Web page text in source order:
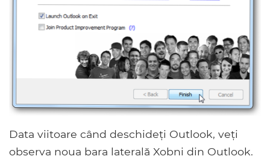
Data viitoare când deschideți Outlook, veți
observa noua bara laterală Xobni din Outlook.